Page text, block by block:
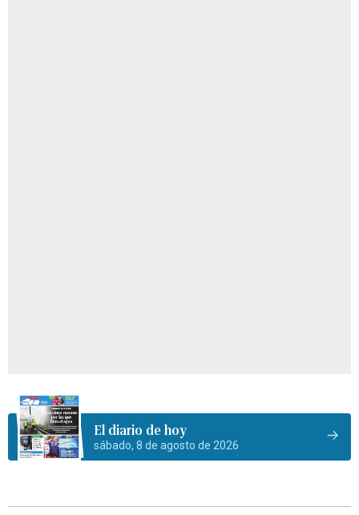
El diario de hoy
sábado, 8 de agosto de 2026